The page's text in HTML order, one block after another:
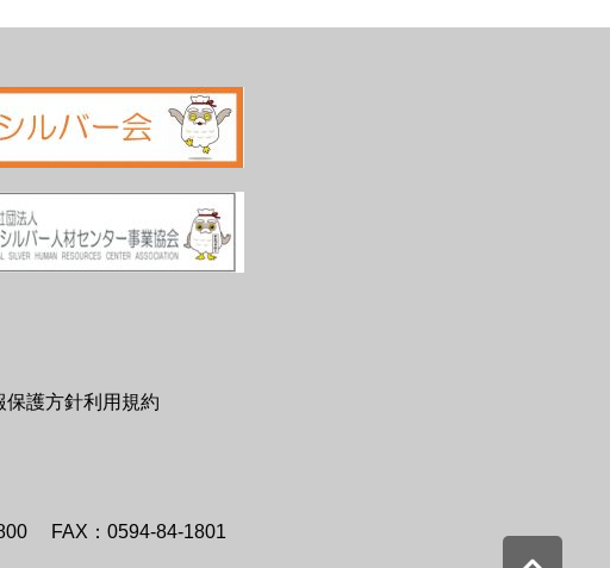
保護方針利用規約
FAX：0594-84-1801